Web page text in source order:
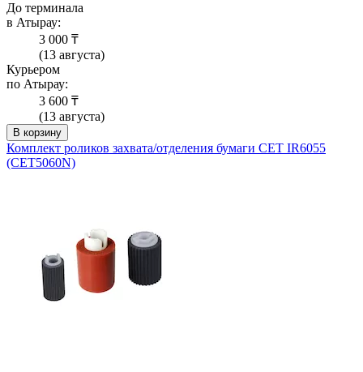
До терминала
в Атырау:
3 000 ₸
(13 августа)
Курьером
по Атырау:
3 600 ₸
(13 августа)
В корзину
Комплект роликов захвата/отделения бумаги CET IR6055
(CET5060N)